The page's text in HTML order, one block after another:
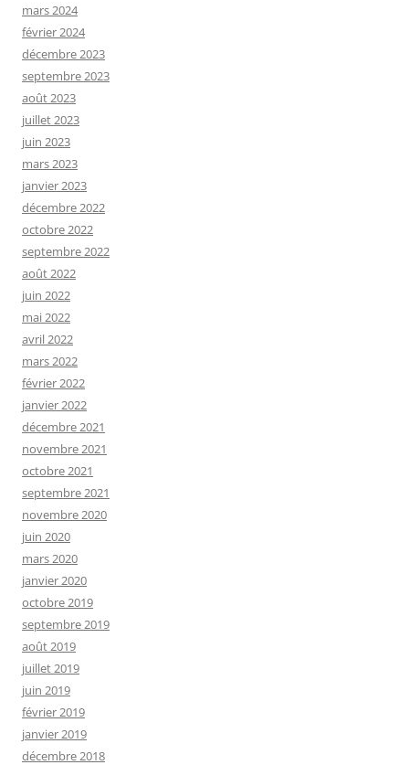
mars 2024
février 2024
décembre 2023
septembre 2023
août 2023
juillet 2023
juin 2023
mars 2023
janvier 2023
décembre 2022
octobre 2022
septembre 2022
août 2022
juin 2022
mai 2022
avril 2022
mars 2022
février 2022
janvier 2022
décembre 2021
novembre 2021
octobre 2021
septembre 2021
novembre 2020
juin 2020
mars 2020
janvier 2020
octobre 2019
septembre 2019
août 2019
juillet 2019
juin 2019
février 2019
janvier 2019
décembre 2018